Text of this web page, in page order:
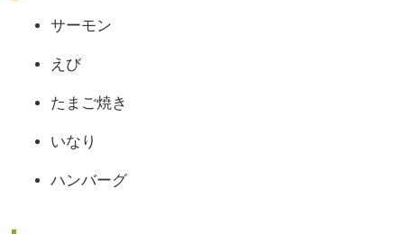
サーモン
えび
たまご焼き
いなり
ハンバーグ